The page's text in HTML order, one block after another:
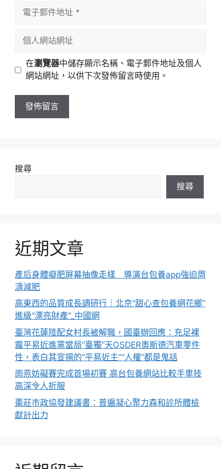
址
站
址
在瀏覽器中儲存顯示名稱、電子郵件地址及個人
網站網址，以供下次發佈留言時使用。
搜尋
搜尋
近期文章
產后身體癡肥屏幕抽像走樣 導演台包養app強迫周
濤減肥
高東西的品質成長調研行｜北京“甜心查包養網花鄉”
進級“漂亮財產”_中國網
臺灣花蓮陸配女村長被解職，國臺辦回應：充足裸
露平易近進黨當局“臺獨”天OSDER奧斯德汽車零件
性，表白其宣揚的“平易近主”“人權”都是鬼話
雨燕妨礙賽完成首場初賽 高台包養網站比較手車技
高深令人折服
棗莊市政協發建議書：普遍凝心聚力森和診所體檢
獻計出力